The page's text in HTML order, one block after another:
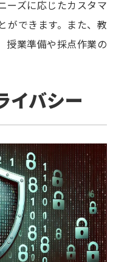
ーズに応じたカスタマ
ができます。また、教
授業準備や採点作業の
イバシー